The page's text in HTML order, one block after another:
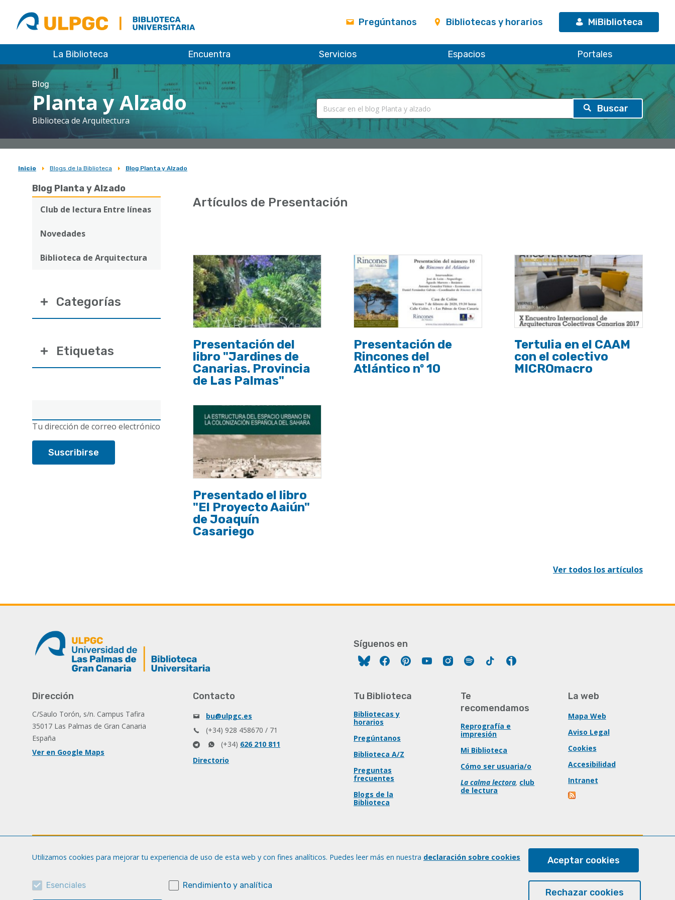
ULPGC
Biblioteca
ULPGC
Pregúntanos Bibliotecas y horarios MiBiblioteca
La Biblioteca Encuentra Servicios Espacios Portales
Blog
Planta y Alzado
Biblioteca de Arquitectura
Sobrescribir
enlaces
ayuda
Inicio Blogs de la Biblioteca Blog Planta y Alzado
Blog Planta y Alzado
Club de lectura Entre líneas
Novedades
Biblioteca de Arquitectura
electrónico
Tu dirección de correo electrónico
Categorías
Etiquetas
Artículos de Presentación
Presentación del
libro "Jardines de
Canarias. Provincia
de Las Palmas"
Presentación de
Rincones del
Atlántico nº 10
Tertulia en el CAAM
con el colectivo
MICROmacro
Presentado el libro
"El Proyecto Aaiún"
de Joaquín
Casariego
Ver todos los artículos
Síguenos en
FacebookPinterestYouTubeInstagram
Spotify Tiktok
Dirección
C/Saulo Torón, s/n. Campus Tafira
35017 Las Palmas de Gran Canaria
España
Ver en Google Maps
Contacto
bu@ulpgc.es
(+34) 928 458670 / 71
(+34) 626 210 811
Directorio
Tu Biblioteca
Bibliotecas y
horarios
Pregúntanos
Biblioteca A/Z
Preguntas
frecuentes
Blogs de la
Biblioteca
Te
recomendamos
Reprografía e
impresión
Mi Biblioteca
Cómo ser usuaria/o
La calma lectora, club
de lectura
La web
Mapa Web
Aviso Legal
Cookies
Accesibilidad
Intranet
Utilizamos cookies para mejorar tu experiencia de uso de esta web y con fines analíticos. Puedes leer más en nuestra declaración sobre cookies
Esenciales Rendimiento y analítica
Aceptar cookies
Rechazar cookies